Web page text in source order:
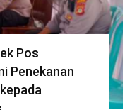
Pos
Penekanan